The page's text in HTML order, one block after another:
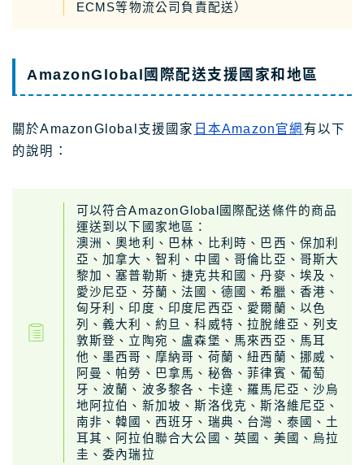
ECMS等物流公司負責配送）
AmazonGlobal國際配送支援國家和地區
關於AmazonGlobal支援國家 日本Amazon官網 有以下
的說明：
可以符合AmazonGlobal國際配送條件的商品
運送到以下國家地區：
澳洲、奧地利、巴林、比利時、巴西、保加利
亞、加拿大、智利、中國、哥倫比亞、哥斯大
黎加、塞普勒斯、捷克共和國、丹麥、埃及、
愛沙尼亞、芬蘭、法國、德國、希臘、香港、
匈牙利、印度、印度尼西亞、愛爾蘭、以色
列、義大利、約旦、科威特、拉脫維亞、列支
敦斯登、立陶宛、盧森堡、馬來西亞、馬耳
他、墨西哥、摩納哥、荷蘭、紐西蘭、挪威、
阿曼、帕勞、巴拿馬、秘魯、菲律賓、葡萄
牙、波蘭、波多黎各、卡達、羅馬尼亞、沙烏
地阿拉伯、新加坡、斯洛伐克、斯洛維尼亞、
南非、韓國、西班牙、瑞典、台灣、泰國、土
耳其、阿拉伯聯合大公國、英國、美國、烏拉
圭、委內瑞拉